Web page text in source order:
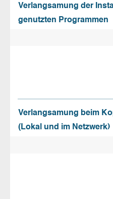
Verlangsamung der
genutzten Programmen
Verlangsamung beim
(Lokal und im Netzwerk)